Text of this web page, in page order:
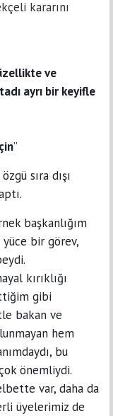
kararını
ve
ayrı bir keyifle
”
sıra dışı
başkanlığım
bir görev,
kırıklığı
gibi
bakan ve
hem
bu
önemliydi.
var, daha da
üyelerimiz de